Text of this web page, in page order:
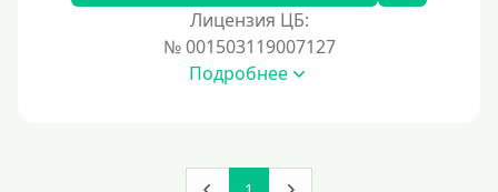
До зарплаты
Лицензия ЦБ:
№ 001503119007127
Подробнее